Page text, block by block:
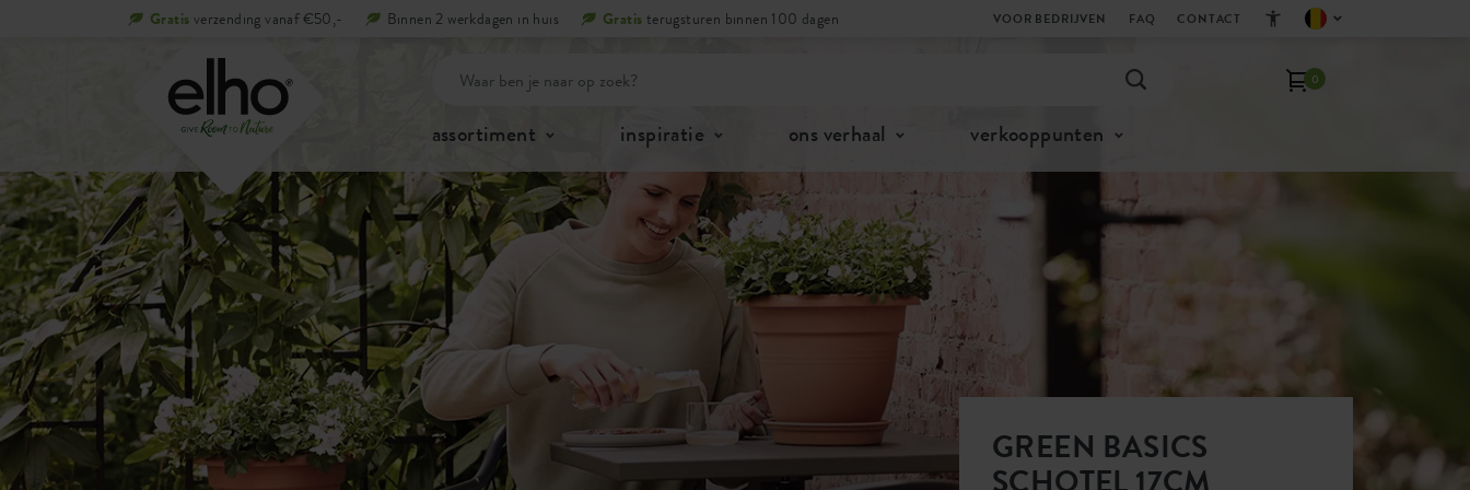
Gratis verzending vanaf €50,- Binnen 2 werkdagen in huis Gratis terugsturen binnen 100 dagen VOOR BEDRIJVEN FAQ CONTACT
0
assortiment inspiratie ons verhaal verkooppunten
GREEN BASICS